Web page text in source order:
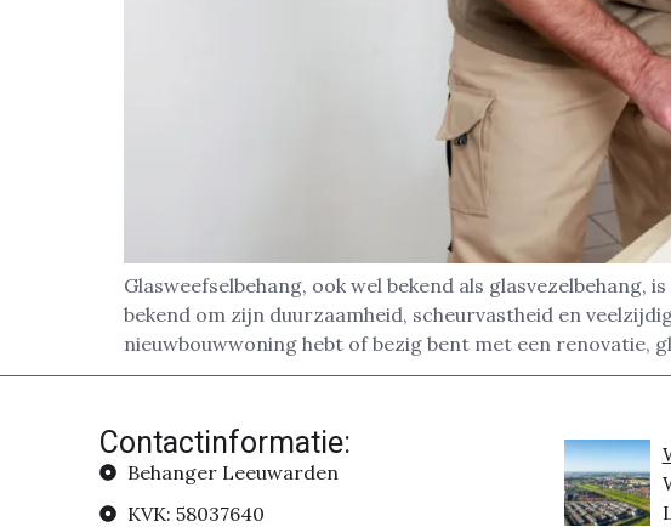
Glasweefselbehang, ook wel bekend als
bekend om zijn duurzaamheid, scheurvastheid en
nieuwbouwwoning hebt of bezig bent met een renovatie,
Contactinformatie:
Behanger Leeuwarden
KVK: 58037640